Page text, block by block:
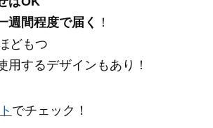
週間程度で届く ！
どもつ
用するデザインもあり！
でチェック！